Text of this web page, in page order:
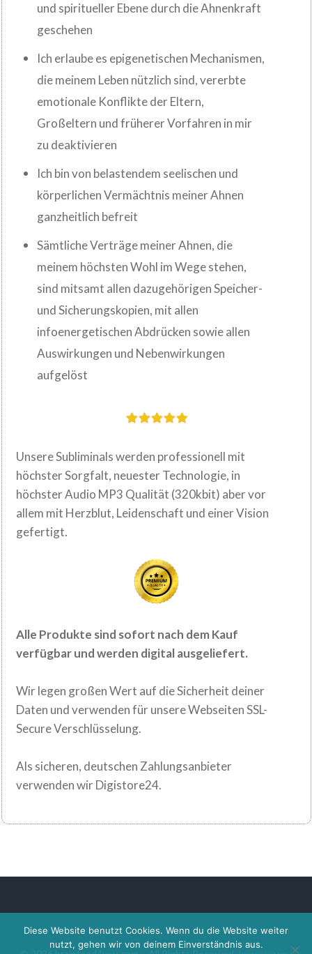
und spiritueller Ebene durch die Ahnenkraft
geschehen
Ich erlaube es epigenetischen Mechanismen,
die meinem Leben nützlich sind, vererbte
emotionale Konflikte der Eltern,
Großeltern und früherer Vorfahren in mir
zu deaktivieren
Ich bin von belastendem seelischen und
körperlichen Vermächtnis meiner Ahnen
ganzheitlich befreit
Sämtliche Verträge meiner Ahnen, die
meinem höchsten Wohl im Wege stehen,
sind mitsamt allen dazugehörigen Speicher-
und Sicherungskopien, mit allen
infoenergetischen Abdrücken sowie allen
Auswirkungen und Nebenwirkungen
aufgelöst
Unsere Subliminals werden professionell mit
höchster Sorgfalt, neuesterTechnologie, in
höchster Audio MP3 Qualität (320kbit) aber vor
allem mit Herzblut, Leidenschaft und einer Vision
gefertigt.
Alle Produkte sind sofort nach demKauf
verfügbar und werden digitalausgeliefert.
Wir legen großen Wert auf die Sicherheit deiner
Daten und verwenden fürunsere Webseiten SSL-
Secure Verschlüsselung.
Als sicheren, deutschen Zahlungsanbieter
verwenden wir Digistore24.
Diese Website benutzt Cookies. Wenn du die Website weiter
nutzt, gehen wir von deinem Einverständnis aus.